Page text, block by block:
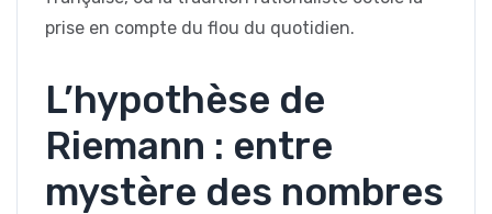
prise en compte du flou du quotidien.
L’hypothèse de
Riemann : entre
mystère des nombres